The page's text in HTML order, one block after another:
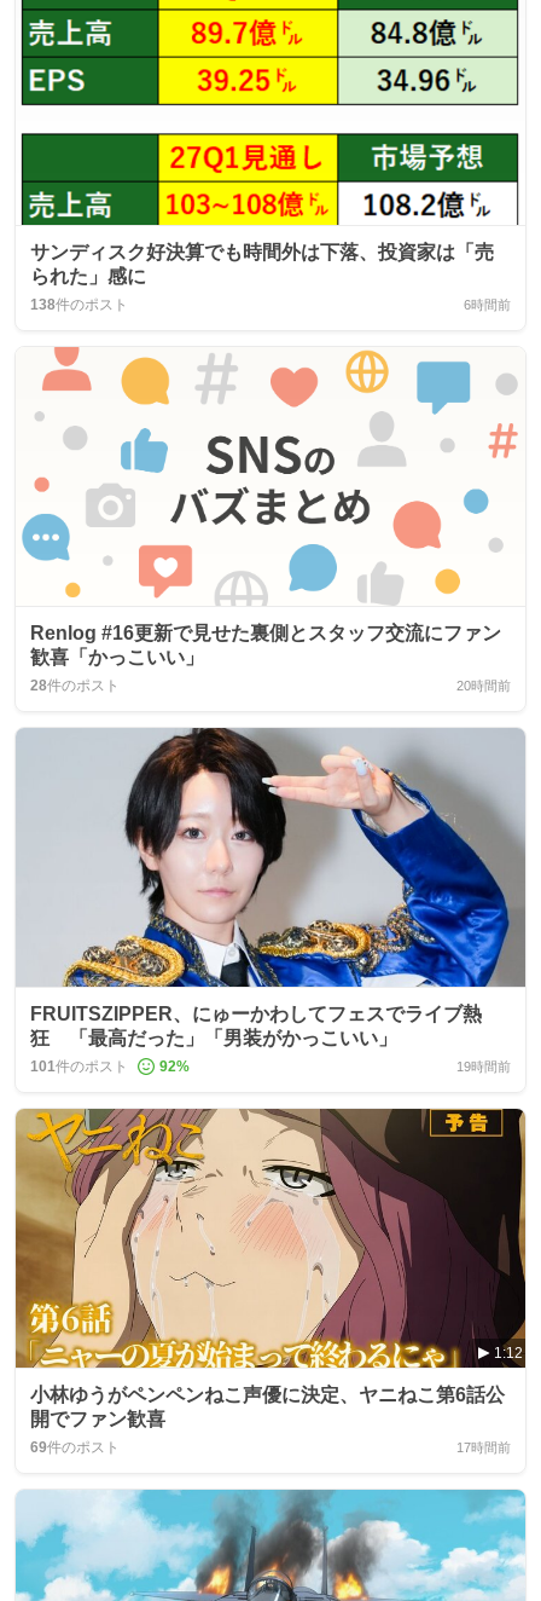
サンディスク好決算でも時間外は下落、投資家は「売
られた」感に
138件のポスト 6時間前
Renlog #16更新で見せた裏側とスタッフ交流にファン
歓喜「かっこいい」
28件のポスト 20時間前
FRUITSZIPPER、にゅーかわしてフェスでライブ熱
狂 「最高だった」「男装がかっこいい」
101件のポスト 92% 19時間前
1:12
小林ゆうがペンペンねこ声優に決定、ヤニねこ第6話公
開でファン歓喜
69件のポスト 17時間前